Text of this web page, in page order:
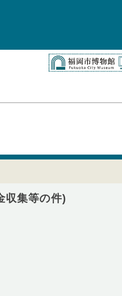
収集等の件)